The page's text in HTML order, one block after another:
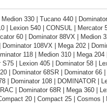
330 | Tucano 440 |
| Lexion 540 | CONSUL | Mercator
60 | Dominator 88VX | Medion
108VX | Mega 202 |
118 | Medion 310 | Mega 204
| Lexion 405 | Dominator 58 |
| Dominator 68SR | Dominator 66
Dominator 108 | DOMINATOR |
| Dominator 68R | Mega 360 |
20 | Compact 25 | Cosmos |